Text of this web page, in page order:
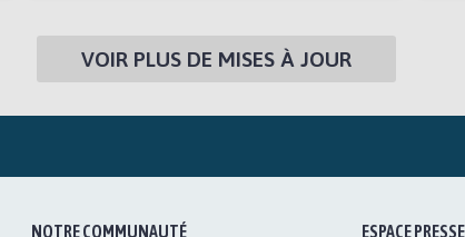
VOIR PLUS DE MISES À JOUR
NOTRE COMMUNAUTÉ ESPACE PRESSE